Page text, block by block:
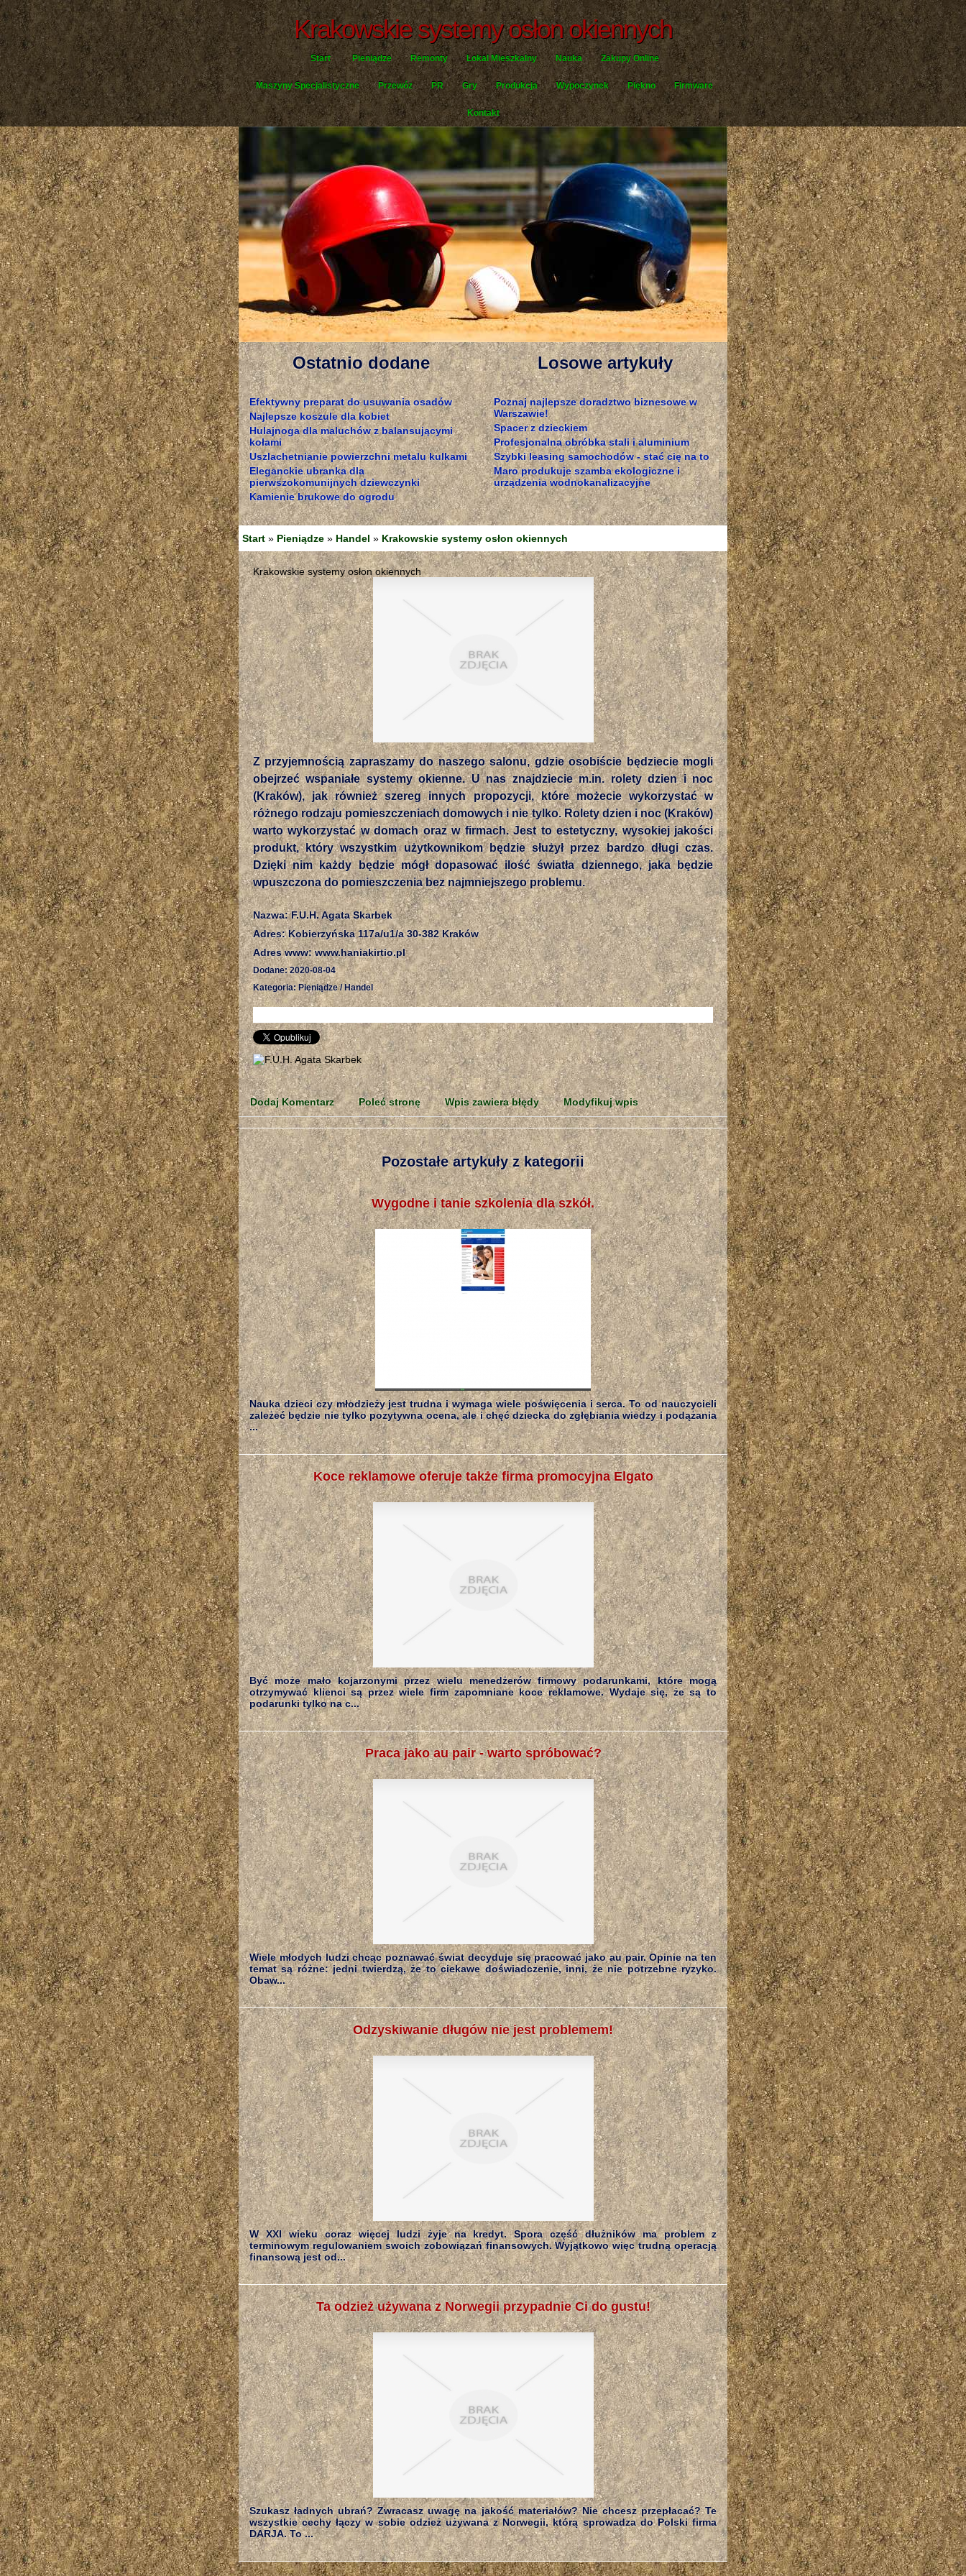
Krakowskie systemy osłon okiennych
Start Pieniądze Remonty Lokal Mieszkalny Nauka Zakupy Online
Maszyny Specjalistyczne Przewóz PR Gry Produkcja Wypoczynek Piękno Firmware
Kontakt
Ostatnio dodane
Efektywny preparat do usuwania osadów
Najlepsze koszule dla kobiet
Hulajnoga dla maluchów z balansującymi
kołami
Uszlachetnianie powierzchni metalu kulkami
Eleganckie ubranka dla
pierwszokomunijnych dziewczynki
Kamienie brukowe do ogrodu
Losowe artykuły
Poznaj najlepsze doradztwo biznesowe w
Warszawie!
Spacer z dzieckiem
Profesjonalna obróbka stali i aluminium
Szybki leasing samochodów - stać cię na to
Maro produkuje szamba ekologiczne i
urządzenia wodnokanalizacyjne
Start » Pieniądze » Handel » Krakowskie systemy osłon okiennych
Krakowskie systemy osłon okiennych
Z przyjemnością zapraszamy do naszego salonu, gdzie osobiście będziecie mogli
obejrzeć wspaniałe systemy okienne. U nas znajdziecie m.in. rolety dzien i noc
(Kraków), jak również szereg innych propozycji, które możecie wykorzystać w
różnego rodzaju pomieszczeniach domowych i nie tylko. Rolety dzien i noc (Kraków)
warto wykorzystać w domach oraz w firmach. Jest to estetyczny, wysokiej jakości
produkt, który wszystkim użytkownikom będzie służył przez bardzo długi czas.
Dzięki nim każdy będzie mógł dopasować ilość światła dziennego, jaka będzie
wpuszczona do pomieszczenia bez najmniejszego problemu.
Nazwa: F.U.H. Agata Skarbek
Adres: Kobierzyńska 117a/u1/a 30-382 Kraków
Adres www: www.haniakirtio.pl
Dodane: 2020-08-04
Kategoria: Pieniądze / Handel
Dodaj Komentarz Poleć stronę Wpis zawiera błędy Modyfikuj wpis
Pozostałe artykuły z kategorii
Wygodne i tanie szkolenia dla szkół.
Nauka dzieci czy młodzieży jest trudna i wymaga wiele poświęcenia i serca. To od nauczycieli
zależeć będzie nie tylko pozytywna ocena, ale i chęć dziecka do zgłębiania wiedzy i podążania
...
Koce reklamowe oferuje także firma promocyjna Elgato
Być może mało kojarzonymi przez wielu menedżerów firmowy podarunkami, które mogą
otrzymywać klienci są przez wiele firm zapomniane koce reklamowe. Wydaje się, że są to
podarunki tylko na c...
Praca jako au pair - warto spróbować?
Wiele młodych ludzi chcąc poznawać świat decyduje się pracować jako au pair. Opinie na ten
temat są różne: jedni twierdzą, że to ciekawe doświadczenie, inni, że nie potrzebne ryzyko.
Obaw...
Odzyskiwanie długów nie jest problemem!
W XXI wieku coraz więcej ludzi żyje na kredyt. Spora część dłużników ma problem z
terminowym regulowaniem swoich zobowiązań finansowych. Wyjątkowo więc trudną operacją
finansową jest od...
Ta odzież używana z Norwegii przypadnie Ci do gustu!
Szukasz ładnych ubrań? Zwracasz uwagę na jakość materiałów? Nie chcesz przepłacać? Te
wszystkie cechy łączy w sobie odzież używana z Norwegii, którą sprowadza do Polski firma
DARJA. To ...